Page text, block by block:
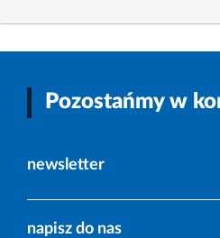
Pozostańmy w
newsletter
napisz do nas